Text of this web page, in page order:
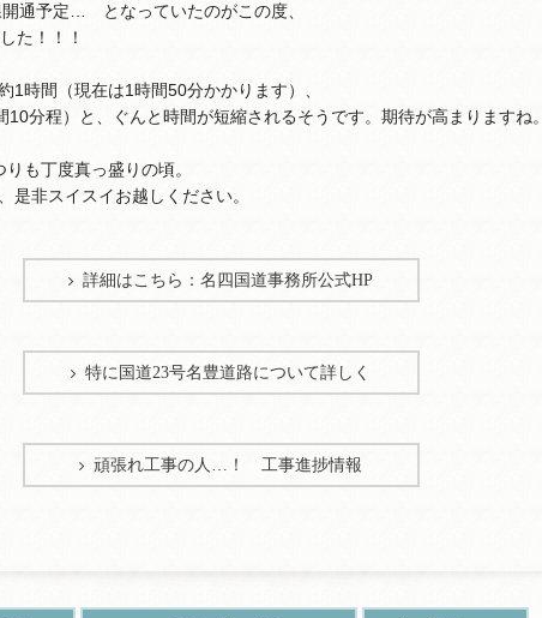
通予定… となっていたのがこの度、
た！！！
間（現在は1時間50分かかります）、
分程）と、ぐんと時間が短縮されるそうです。期待が高まりますね。
も丁度真っ盛りの頃。
是非スイスイお越しください。
詳細はこちら：名四国道事務所公式HP
特に国道23号名豊道路について詳しく
頑張れ工事の人…！ 工事進捗情報